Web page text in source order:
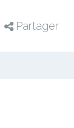
Partager